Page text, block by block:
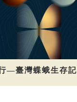
—臺灣蝶蛾生存記